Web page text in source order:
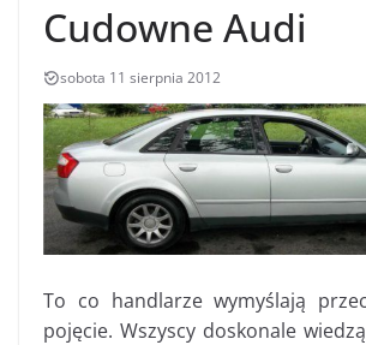
Cudowne Audi
sobota 11 sierpnia 2012
To co handlarze wymyślają
pojęcie. Wszyscy doskonale